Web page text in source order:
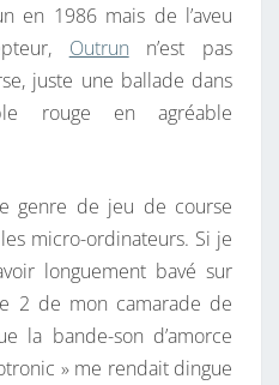
en 1986 mais de l’aveu
Outrun n’est pas
juste une ballade dans
rouge en agréable
genre de jeu de course
micro-ordinateurs. Si je
longuement bavé sur
2 de mon camarade de
la bande-son d’amorce
» me rendait dingue